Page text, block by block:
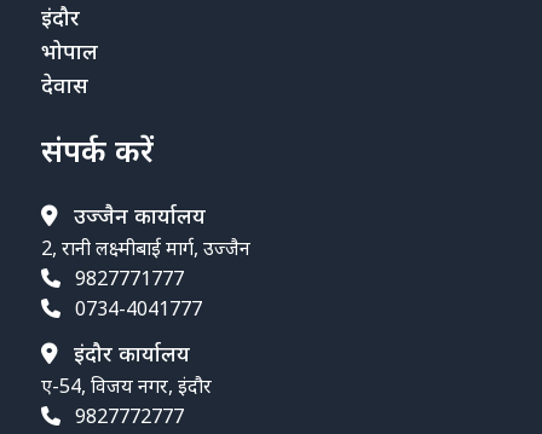
इंदौर
भोपाल
देवास
संपर्क करें
उज्जैन कार्यालय
2, रानी लक्ष्मीबाई मार्ग, उज्जैन
9827771777
0734-4041777
इंदौर कार्यालय
ए-54, विजय नगर, इंदौर
9827772777